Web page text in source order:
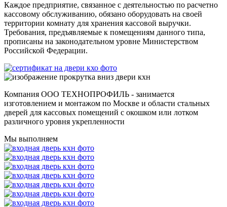
Каждое предприятие, связанное с деятельностью по расчетно
кассовому обслуживанию, обязано оборудовать на своей
территории комнату для хранения кассовой выручки.
Требования, предъявляемые к помещениям данного типа,
прописаны на законодательном уровне Министерством
Российской Федерации.
Компания ООО ТЕХНОПРОФИЛЬ - занимается
изготовлением и монтажом по Москве и области стальных
дверей для кассовых помещений с окошком или лотком
различного уровня укрепленности
Мы выполняем